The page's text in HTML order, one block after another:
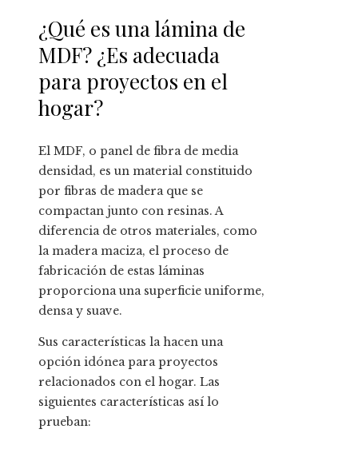
¿Qué es una lámina de
MDF? ¿Es adecuada
para proyectos en el
hogar?
El MDF, o panel de fibra de media
densidad, es un material constituido
por fibras de madera que se
compactan junto con resinas. A
diferencia de otros materiales, como
la madera maciza, el proceso de
fabricación de estas láminas
proporciona una superficie uniforme,
densa y suave.
Sus características la hacen una
opción idónea para proyectos
relacionados con el hogar. Las
siguientes características así lo
prueban: